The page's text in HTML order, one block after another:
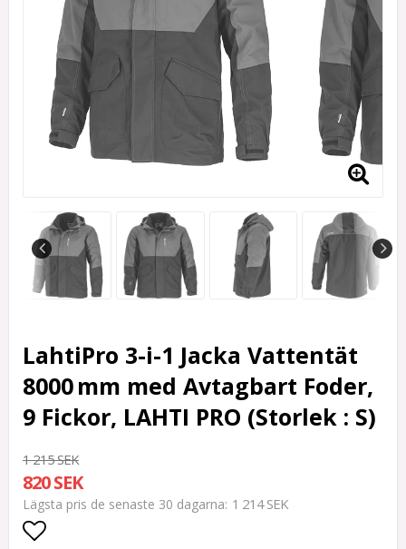
LahtiPro 3-i-1 Jacka Vattentät
8000 mm med Avtagbart Foder,
9 Fickor, LAHTI PRO (Storlek : S)
1 215 SEK
820 SEK
Lägsta pris de senaste 30 dagarna 1 214 SEK